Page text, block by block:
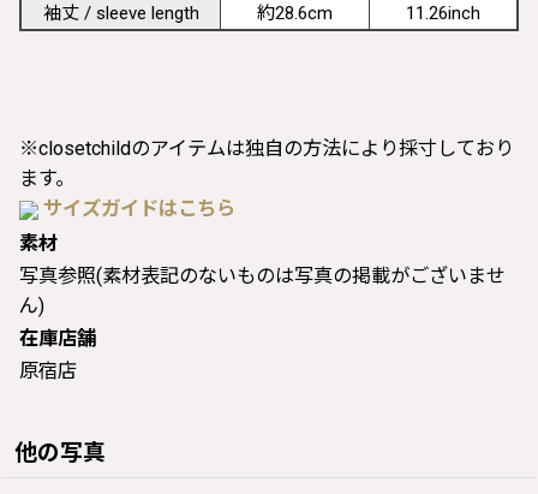
袖丈 / sleeve length
約28.6cm 11.26inch
※closetchildのアイテムは独自の方法により採寸しており
ます。
サイズガイドはこちら
素材
写真参照(素材表記のないものは写真の掲載がございませ
ん)
在庫店舗
原宿店
他の写真